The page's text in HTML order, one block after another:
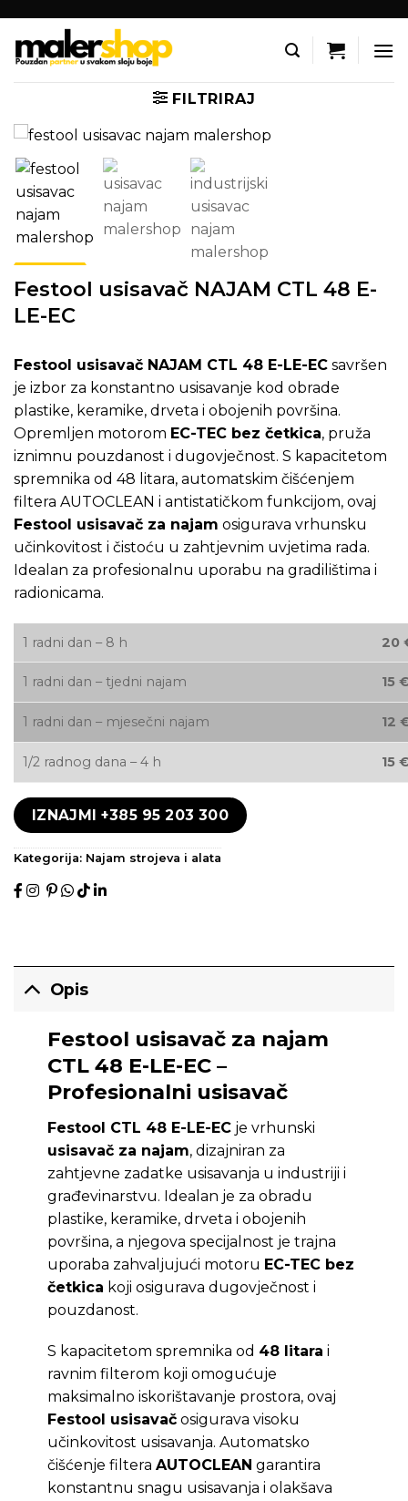
content
FILTRIRAJ
Festool usisavač NAJAM CTL 48 E-
LE-EC
Festool usisavač NAJAM CTL 48 E-LE-EC savršen
je izbor za konstantno usisavanje kod obrade
plastike, keramike, drveta i obojenih površina.
Opremljen motorom EC-TEC bez četkica, pruža
iznimnu pouzdanost i dugovječnost. S kapacitetom
spremnika od 48 litara, automatskim čišćenjem
filtera AUTOCLEAN i antistatičkom funkcijom, ovaj
Festool usisavač za najam osigurava vrhunsku
učinkovitost i čistoću u zahtjevnim uvjetima rada.
Idealan za profesionalnu uporabu na gradilištima i
radionicama.
1 radni dan – 8 h 20
1 radni dan – tjedni najam 15
1 radni dan – mjesečni najam 12
1/2 radnog dana – 4 h 15
IZNAJMI +385 95 203 300
Kategorija: Najam strojeva i alata
Opis
Festool usisavač za najam
CTL 48 E-LE-EC –
Profesionalni usisavač
Festool CTL 48 E-LE-ECje vrhunski
usisavač za najam, dizajniran za
zahtjevne zadatke usisavanja u industriji i
građevinarstvu. Idealan je za obradu
plastike, keramike, drveta i obojenih
površina, a njegova specijalnost je trajna
uporaba zahvaljujući motoru EC-TEC bez
četkica koji osigurava dugovječnost i
pouzdanost.
S kapacitetom spremnika od 48 litara i
ravnim filterom koji omogućuje
maksimalno iskorištavanje prostora, ovaj
Festool usisavačosigurava visoku
učinkovitost usisavanja. Automatsko
čišćenje filtera AUTOCLEAN garantira
konstantnu snagu usisavanja i olakšava